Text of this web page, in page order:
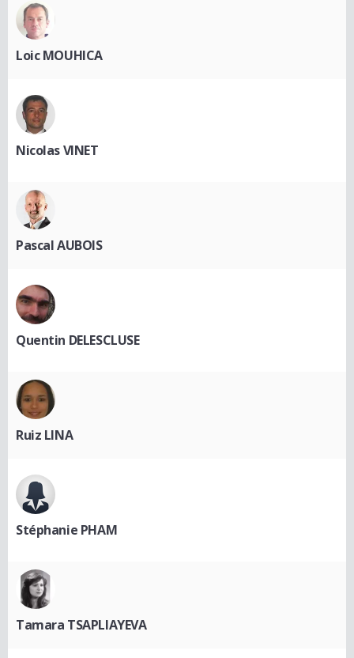
Loic MOUHICA
Nicolas VINET
Pascal AUBOIS
Quentin DELESCLUSE
Ruiz LINA
Stéphanie PHAM
Tamara TSAPLIAYEVA